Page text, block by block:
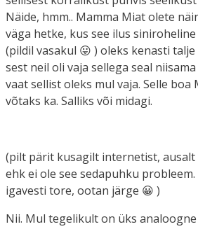
Näide, hmm.. Mamma Miat olete
väga hetke, kus see ilus
(pildil vasakul 😛 ) oleks kenasti
sest neil oli vaja sellega seal
vaat sellist oleks mul vaja. Selle boa
võtaks ka. Salliks või midagi.
(pilt pärit kusagilt internetist, ausalt
ehk ei ole see sedapuhku probleem.
igavesti tore, ootan järge 😀 )
Nii. Mul tegelikult on üks